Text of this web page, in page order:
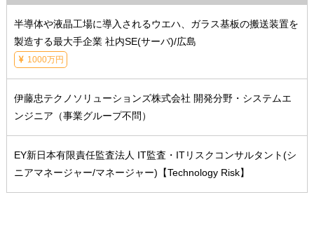
半導体や液晶工場に導入されるウエハ、ガラス基板の搬送装置を
製造する最大手企業 社内SE(サーバ)/広島
1000万円
伊藤忠テクノソリューションズ株式会社 開発分野・システムエ
ンジニア（事業グループ不問）
EY新日本有限責任監査法人 IT監査・ITリスクコンサルタント(シ
ニアマネージャー/マネージャー)【Technology Risk】